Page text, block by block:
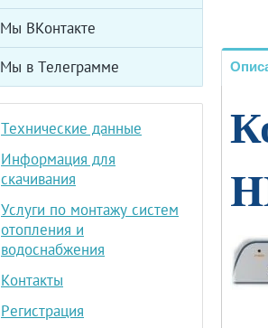
Мы ВКонтакте
Мы в Телеграмме
Технические данные
Информация для
скачивания
Услуги по монтажу систем
отопления и
водоснабжения
Контакты
Регистрация